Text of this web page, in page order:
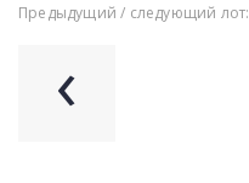
Предыдущий / следующий лот:
‹